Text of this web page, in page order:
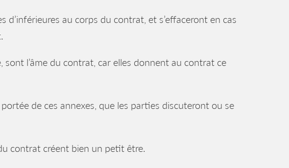
d’inférieures au corps du contrat, et s’effaceront en cas
l’âme du contrat, car elles donnent au contrat ce
de ces annexes, que les parties discuteront ou se
contrat créent bien un petit être.